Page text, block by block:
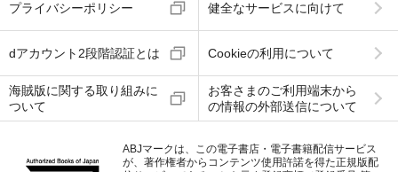
プライバシーポリシー 健全なサービスに向けて
dアカウント2段階認証とは Cookieの利用について
海賊版に関する取り組みに
ついて
お客さまのご利用端末から
の情報の外部送信について
ABJマークは、この電子書店・電子書籍配信サービス
が、著作権者からコンテンツ使用許諾を得た正規版配